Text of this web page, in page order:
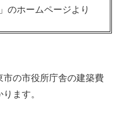
」のホームページより
の市役所庁舎の建築費
ます。